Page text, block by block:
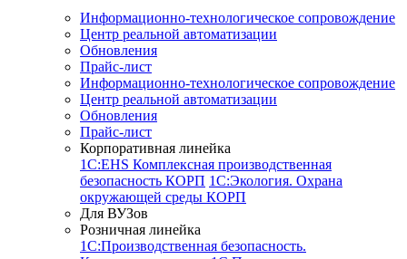
Информационно-технологическое сопровождение
Центр реальной автоматизации
Обновления
Прайс-лист
Информационно-технологическое сопровождение
Центр реальной автоматизации
Обновления
Прайс-лист
Корпоративная линейка
1С:EHS Комплексная производственная
безопасность КОРП 1С:Экология. Охрана
окружающей среды КОРП
Для ВУЗов
Розничная линейка
1C:Производственная безопасность.